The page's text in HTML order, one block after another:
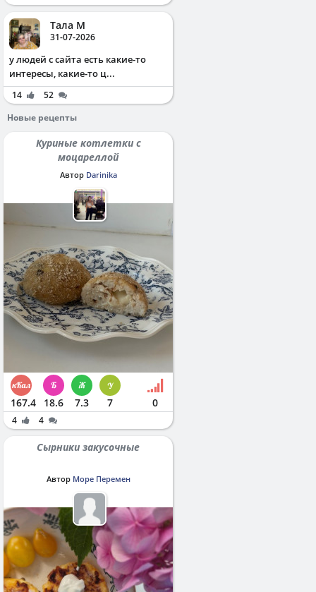
Тала М
31-07-2026
у людей с сайта есть какие-то
интересы, какие-то ц...
14
52
Новые рецепты
Куриные котлетки с
моцареллой
Автор Darinika
167.4 18.6 7.3 7 0
4 4
Сырники закусочные
Автор Море Перемен